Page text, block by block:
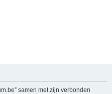
samen met zijn verbonden